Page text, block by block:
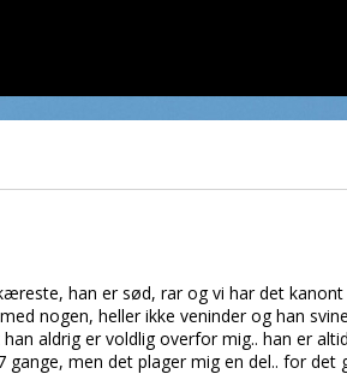
han er sød, rar og vi har det
nogen, heller ikke veninder og han
aldrig er voldlig overfor mig.. han er
men det plager mig en del.. for